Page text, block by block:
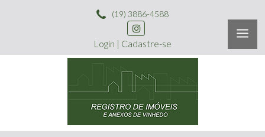
(19) 3886-4588
Login | Cadastre-se